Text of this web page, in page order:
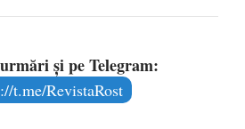
și pe Telegram:
t.me/RevistaRost